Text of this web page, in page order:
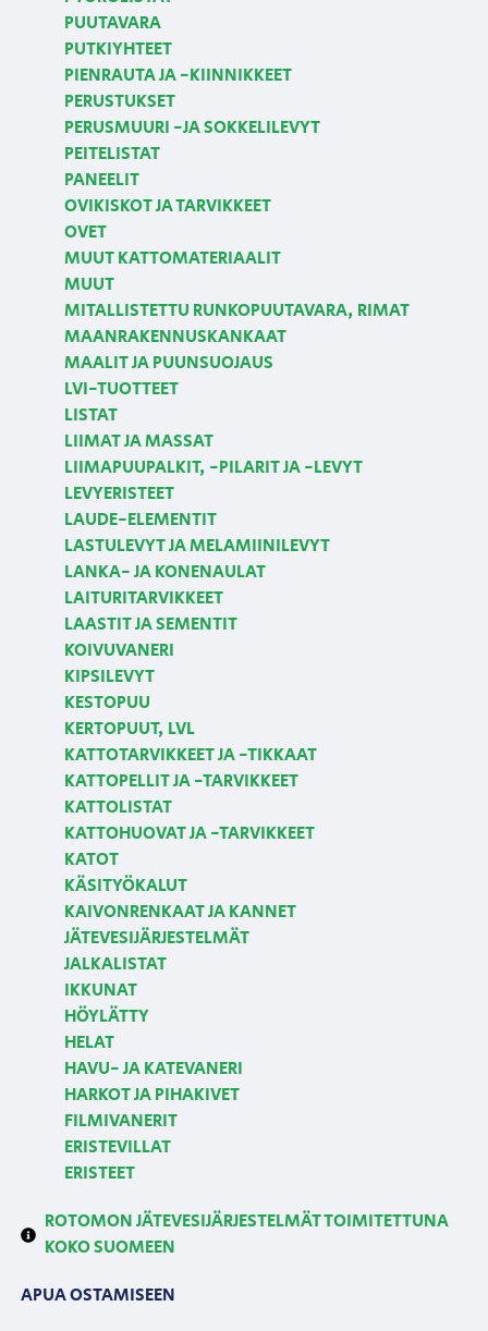
PUUTAVARA
PUTKIYHTEET
PIENRAUTA JA -KIINNIKKEET
PERUSTUKSET
PERUSMUURI -JA SOKKELILEVYT
PEITELISTAT
PANEELIT
OVIKISKOT JA TARVIKKEET
OVET
MUUT KATTOMATERIAALIT
MUUT
MITALLISTETTU RUNKOPUUTAVARA, RIMAT
MAANRAKENNUSKANKAAT
MAALIT JA PUUNSUOJAUS
LVI-TUOTTEET
LISTAT
LIIMAT JA MASSAT
LIIMAPUUPALKIT, -PILARIT JA -LEVYT
LEVYERISTEET
LAUDE-ELEMENTIT
LASTULEVYT JA MELAMIINILEVYT
LANKA- JA KONENAULAT
LAITURITARVIKKEET
LAASTIT JA SEMENTIT
KOIVUVANERI
KIPSILEVYT
KESTOPUU
KERTOPUUT, LVL
KATTOTARVIKKEET JA -TIKKAAT
KATTOPELLIT JA -TARVIKKEET
KATTOLISTAT
KATTOHUOVAT JA -TARVIKKEET
KATOT
KÄSITYÖKALUT
KAIVONRENKAAT JA KANNET
JÄTEVESIJÄRJESTELMÄT
JALKALISTAT
IKKUNAT
HÖYLÄTTY
HELAT
HAVU- JA KATEVANERI
HARKOT JA PIHAKIVET
FILMIVANERIT
ERISTEVILLAT
ERISTEET
ROTOMON JÄTEVESIJÄRJESTELMÄT TOIMITETTUNA
KOKO SUOMEEN
APUA OSTAMISEEN